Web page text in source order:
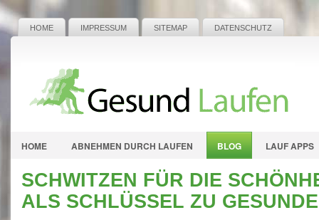
HOME IMPRESSUM SITEMAP DATENSCHUTZ
HOME ABNEHMEN DURCH LAUFEN BLOG LAUF APPS
SCHWITZEN FÜR DIE
ALS SCHLÜSSEL ZU